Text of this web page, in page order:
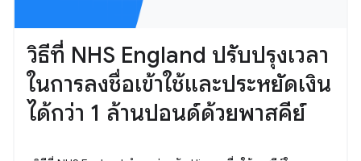
วิธีที่ NHS England ปรับปรุงเวลา
ในการลงชื่อเข้าใช้และประหยัดเงิน
ได้กว่า 1 ล้านปอนด์ด้วยพาสคีย์